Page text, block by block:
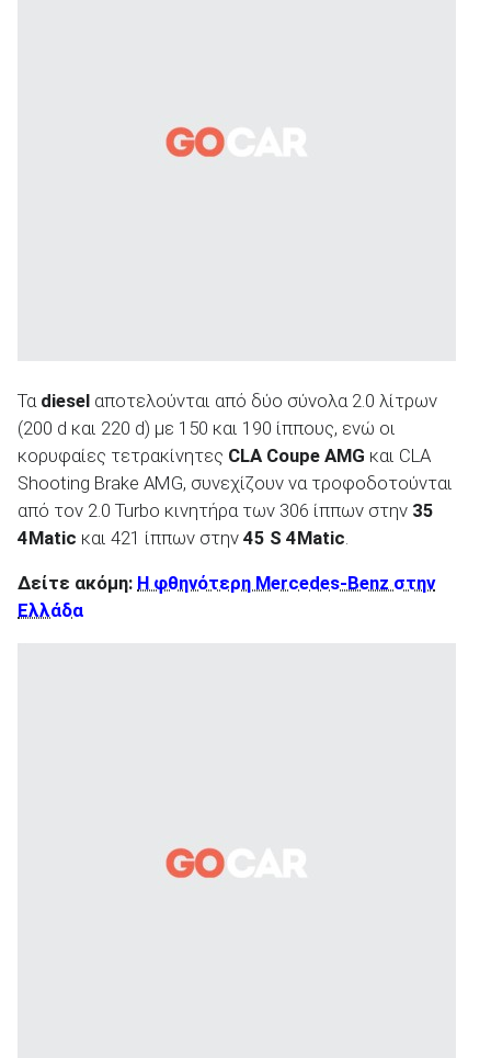
Τα diesel αποτελούνται από δύο σύνολα 2.0 λίτρων
(200 d και 220 d) με 150 και 190 ίππους, ενώ οι
κορυφαίες τετρακίνητες CLA Coupe AMG και CLA
Shooting Brake AMG, συνεχίζουν να τροφοδοτούνται
από τον 2.0 Turbo κινητήρα των 306 ίππων στην 35
4Matic και 421 ίππων στην 45 S 4Matic
Δείτε ακόμη: Η φθηνότερη Mercedes-Benz στην
Ελλάδα